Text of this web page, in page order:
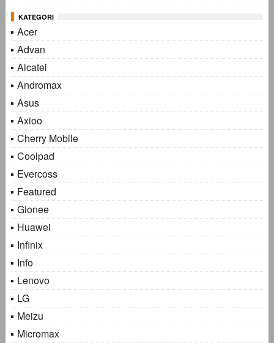
KATEGORI
Acer
Advan
Alcatel
Andromax
Asus
Axioo
Cherry Mobile
Coolpad
Evercoss
Featured
Gionee
Huawei
Infinix
Info
Lenovo
LG
Meizu
Micromax